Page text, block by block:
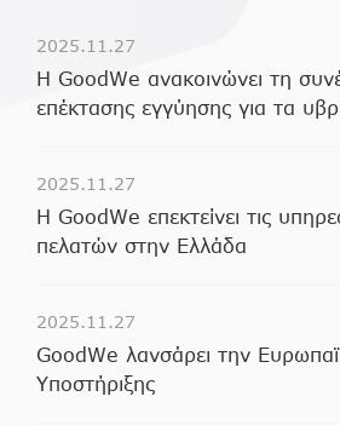
2025.11.27
Η GoodWe ανακοινώνει τη
επέκτασης εγγύησης για τα
2025.11.27
Η GoodWe επεκτείνει τις
πελατών στην Ελλάδα
2025.11.27
GoodWe λανσάρει την
Υποστήριξης